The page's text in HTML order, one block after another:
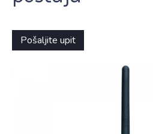
Pošaljite upit